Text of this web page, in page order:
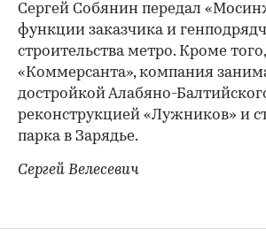
Сергей Собянин передал
функции заказчика и
строительства метро. Кроме
«Коммерсанта», компания
достройкой Алабяно-
реконструкцией «Лужников» и
парка в Зарядье.
Сергей Велесевич